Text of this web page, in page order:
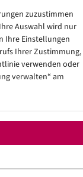
zuzustimmen
Auswahl wird nur
Ihre Einstellungen
Ihrer Zustimmung,
verwenden oder
verwalten“ am